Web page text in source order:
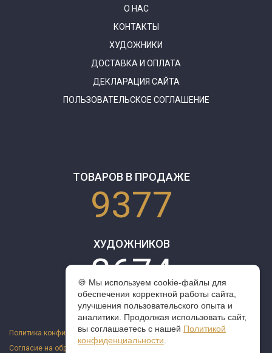
О НАС
КОНТАКТЫ
ХУДОЖНИКИ
ДОСТАВКА И ОПЛАТА
ДЕКЛАРАЦИЯ САЙТА
ПОЛЬЗОВАТЕЛЬСКОЕ СОГЛАШЕНИЕ
ТОВАРОВ В ПРОДАЖЕ
9377
ХУДОЖНИКОВ
3674
🍪 Мы используем cookie-файлы для
обеспечения корректной работы сайта,
улучшения пользовательского опыта и
аналитики. Продолжая использовать сайт,
вы соглашаетесь с нашей Политикой
конфиденциальности
Политика конфиденциальности
Согласие на обработку персональных данных